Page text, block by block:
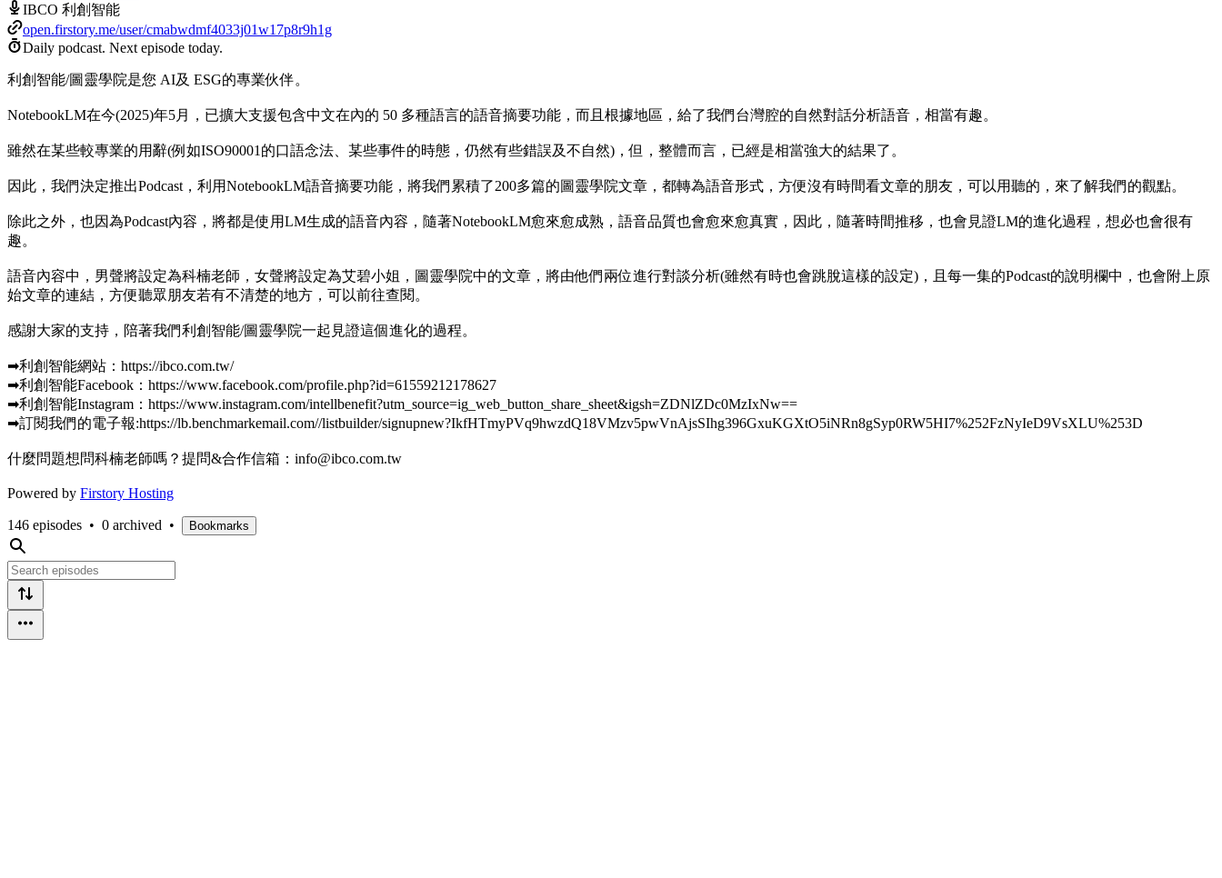
IBCO 利創智能
open.firstory.me/user/cmabwdmf4033j01w17p8r9h1g
Daily podcast. Next episode today.
利創智能/圖靈學院是您 AI及 ESG的專業伙伴。
NotebookLM在今(2025)年5月，已擴大支援包含中文在內的 50 多種語言的語音摘要功能，而且根據地區，給了我們台灣腔的自然對話分析語音，相當有趣。
雖然在某些較專業的用辭(例如ISO90001的口語念法、某些事件的時態，仍然有些錯誤及不自然)，但，整體而言，已經是相當強大的結果了。
因此，我們決定推出Podcast，利用NotebookLM語音摘要功能，將我們累積了200多篇的圖靈學院文章，都轉為語音形式，方便沒有時間看文章的朋友，可以用聽的，來了解我們的觀點。
除此之外，也因為Podcast內容，將都是使用LM生成的語音內容，隨著NotebookLM愈來愈成熟，語音品質也會愈來愈真實，因此，隨著時間推移，也會見證LM的進化過程，想必也會很有
趣。
語音內容中，男聲將設定為科楠老師，女聲將設定為艾碧小姐，圖靈學院中的文章，將由他們兩位進行對談分析(雖然有時也會跳脫這樣的設定)，且每一集的Podcast的說明欄中，也會附上原
始文章的連結，方便聽眾朋友若有不清楚的地方，可以前往查閱。
感謝大家的支持，陪著我們利創智能/圖靈學院一起見證這個進化的過程。
➡利創智能網站：https://ibco.com.tw/
➡利創智能Facebook：https://www.facebook.com/profile.php?id=61559212178627
➡利創智能Instagram：https://www.instagram.com/intellbenefit?utm_source=ig_web_button_share_sheet&igsh=ZDNlZDc0MzIxNw==
➡訂閱我們的電子報:https://lb.benchmarkemail.com//listbuilder/signupnew?IkfHTmyPVq9hwzdQ18VMzv5pwVnAjsSIhg396GxuKGXtO5iNRn8gSyp0RW5HI7%252FzNyIeD9VsXLU%253D
什麼問題想問科楠老師嗎？提問&合作信箱：info@ibco.com.tw
Powered by Firstory Hosting
146 episodes • 0 archived • Bookmarks